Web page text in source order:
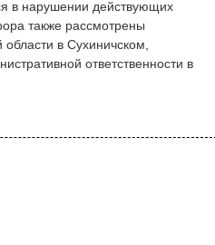
в нарушении действующих
также рассмотрены
области в Сухиничском,
ответственности в